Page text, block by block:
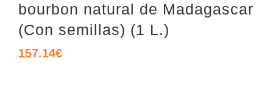
bourbon natural de Madagascar
(Con semillas) (1 L.)
157.14€